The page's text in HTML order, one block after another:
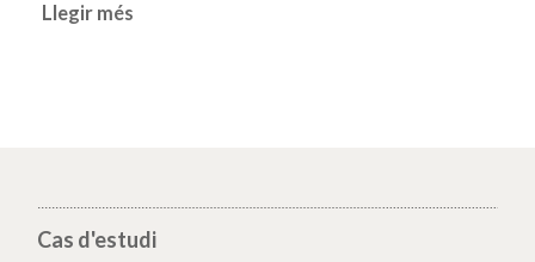
Llegir més
Cas d'estudi